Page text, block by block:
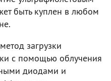
быть куплен в любом
загрузки
с помощью облучения
диодами и